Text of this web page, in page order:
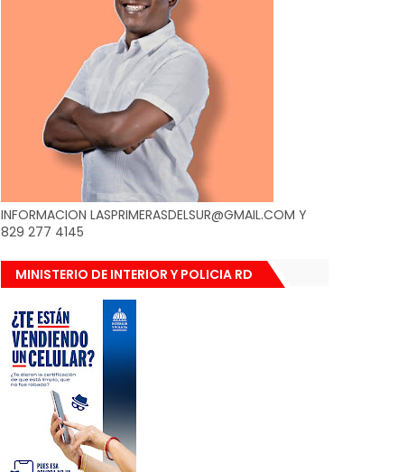
INFORMACION LASPRIMERASDELSUR@GMAIL.COM Y
829 277 4145
MINISTERIO DE INTERIOR Y POLICIA RD